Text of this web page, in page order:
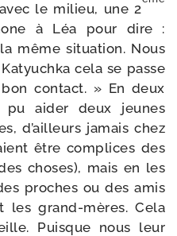
le milieu, une 2
à Léa pour dire :
même situa­tion. Nous
cela se passe
contact. » En deux
pu aider deux jeunes
d’ailleurs jamais chez
être com­plices des
choses), mais en les
proches ou des amis
les grand-​mères. Cela
Puisque nous leur